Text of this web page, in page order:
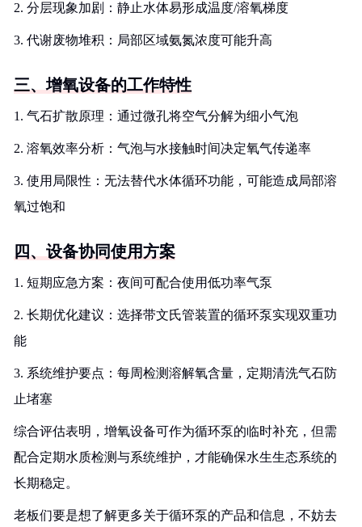
2. 分层现象加剧：静止水体易形成温度/溶氧梯度
3. 代谢废物堆积：局部区域氨氮浓度可能升高
三、增氧设备的工作特性
1. 气石扩散原理：通过微孔将空气分解为细小气泡
2. 溶氧效率分析：气泡与水接触时间决定氧气传递率
3. 使用局限性：无法替代水体循环功能，可能造成局部溶
氧过饱和
四、设备协同使用方案
1. 短期应急方案：夜间可配合使用低功率气泵
2. 长期优化建议：选择带文氏管装置的循环泵实现双重功
能
3. 系统维护要点：每周检测溶解氧含量，定期清洗气石防
止堵塞
综合评估表明，增氧设备可作为循环泵的临时补充，但需
配合定期水质检测与系统维护，才能确保水生生态系统的
长期稳定。
老板们要是想了解更多关于循环泵的产品和信息，不妨去